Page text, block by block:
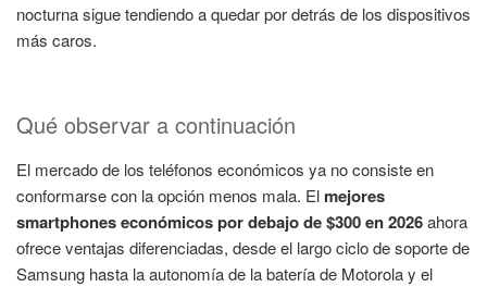
nocturna sigue tendiendo a quedar por detrás de los dispositivos
más caros.
Qué observar a continuación
El mercado de los teléfonos económicos ya no consiste en
conformarse con la opción menos mala. El mejores
smartphones económicos por debajo de $300 en 2026ahora
ofrece ventajas diferenciadas, desde el largo ciclo de soporte de
Samsung hasta la autonomía de la batería de Motorola y el